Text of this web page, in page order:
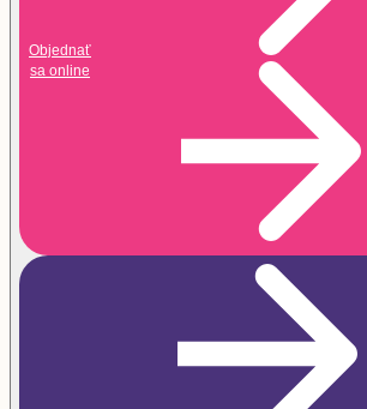
Máme ľudský a empatický prístup
Máme na vás dostatok času
Objednať
sa online